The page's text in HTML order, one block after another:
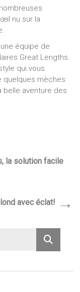
nu sur la
équipe de
Great Lengths.
qui vous
quelques mèches
belle aventure des
la solution facile
avec éclat! →